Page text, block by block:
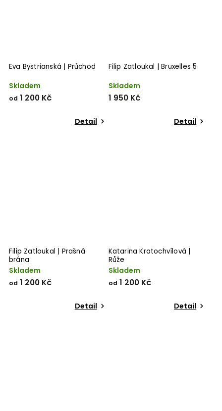
Eva Bystrianská | Průchod
Skladem
od 1 200 Kč
Detail
Filip Zatloukal | Bruxelles 5
Skladem
1 950 Kč
Detail
Filip Zatloukal | Prašná
brána
Skladem
od 1 200 Kč
Detail
Katarina Kratochvílová |
Růže
Skladem
od 1 200 Kč
Detail